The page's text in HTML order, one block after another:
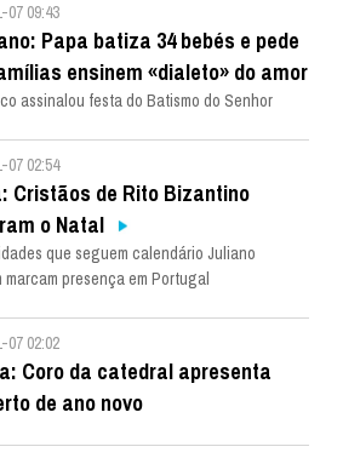
07 09:43
Papa batiza 34 bebés e pede
ensinem «dialeto» do amor
assinalou festa do Batismo do Senhor
07 02:54
Cristãos de Rito Bizantino
o Natal
que seguem calendário Juliano
marcam presença em Portugal
07 02:02
Coro da catedral apresenta
de ano novo